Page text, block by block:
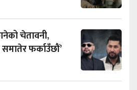
चेतावनी,
फर्काउँछौं’